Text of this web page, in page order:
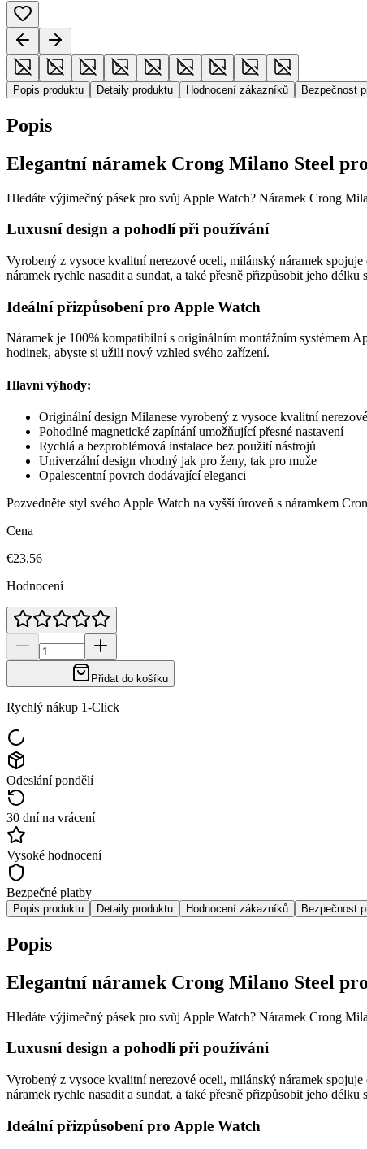
Popis produktu Detaily produktu Hodnocení zákazníků Bezpečnost
Popis
Elegantní náramek Crong Milano Steel
Hledáte výjimečný pásek pro svůj Apple Watch? Náramek Crong
Luxusní design a pohodlí při používání
Vyrobený z vysoce kvalitní nerezové oceli, milánský náramek
náramek rychle nasadit a sundat, a také přesně přizpůsobit jeho délku
Ideální přizpůsobení pro Apple Watch
Náramek je 100% kompatibilní s originálním montážním systémem
hodinek, abyste si užili nový vzhled svého zařízení.
Hlavní výhody:
Originální design Milanese vyrobený z vysoce kvalitní
Pohodlné magnetické zapínání umožňující přesné nastavení
Rychlá a bezproblémová instalace bez použití nástrojů
Univerzální design vhodný jak pro ženy, tak pro muže
Opalescentní povrch dodávající eleganci
Pozvedněte styl svého Apple Watch na vyšší úroveň s náramkem
Cena
€23,56
Hodnocení
Přidat do košíku
Rychlý nákup 1-Click
Odeslání pondělí
30 dní na vrácení
Vysoké hodnocení
Bezpečné platby
Popis produktu Detaily produktu Hodnocení zákazníků Bezpečnost
Popis
Elegantní náramek Crong Milano Steel
Hledáte výjimečný pásek pro svůj Apple Watch? Náramek Crong
Luxusní design a pohodlí při používání
Vyrobený z vysoce kvalitní nerezové oceli, milánský náramek
náramek rychle nasadit a sundat, a také přesně přizpůsobit jeho délku
Ideální přizpůsobení pro Apple Watch